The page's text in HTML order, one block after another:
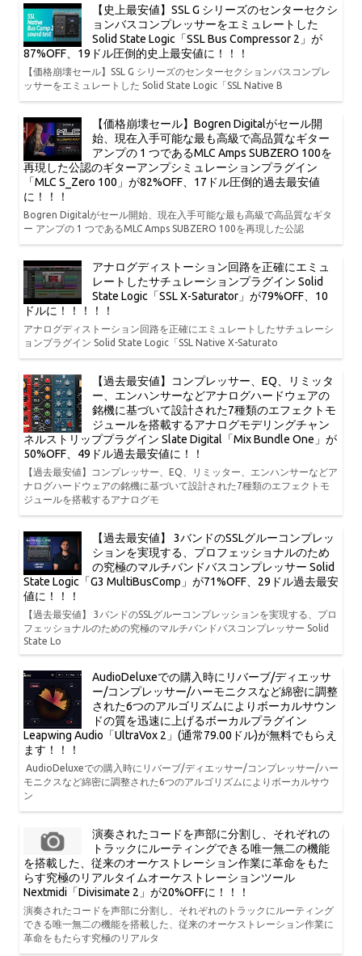
【史上最安値】SSL G シリーズのセンターセクシ
ョンバスコンプレッサーをエミュレートした
Solid State Logic「SSL Bus Compressor 2」が
87%OFF、19ドル圧倒的史上最安値に！！！
【価格崩壊セール】SSL G シリーズのセンターセクションバスコンプレ
ッサーをエミュレートした Solid State Logic「SSL Native B
【価格崩壊セール】Bogren Digitalがセール開
始、現在入手可能な最も高級で高品質なギター
アンプの 1 つであるMLC Amps SUBZERO 100を
再現した公認のギターアンプシミュレーションプラグイン
「MLC S_Zero 100」が82%OFF、17ドル圧倒的過去最安値
に！！！
Bogren Digitalがセール開始、現在入手可能な最も高級で高品質なギタ
ー アンプの 1 つであるMLC Amps SUBZERO 100を再現した公認
アナログディストーション回路を正確にエミュ
レートしたサチュレーションプラグイン Solid
State Logic「SSL X-Saturator」が79%OFF、10
ドルに！！！！！
アナログディストーション回路を正確にエミュレートしたサチュレーシ
ョンプラグイン Solid State Logic「SSL Native X-Saturato
【過去最安値】コンプレッサー、EQ、リミッタ
ー、エンハンサーなどアナログハードウェアの
銘機に基づいて設計された7種類のエフェクトモ
ジュールを搭載するアナログモデリングチャン
ネルストリッププラグイン Slate Digital「Mix Bundle One」が
50%OFF、49ドル過去最安値に！！
【過去最安値】コンプレッサー、EQ、リミッター、エンハンサーなどア
ナログハードウェアの銘機に基づいて設計された7種類のエフェクトモ
ジュールを搭載するアナログモ
【過去最安値】 3バンドのSSLグルーコンプレッ
ションを実現する、プロフェッショナルのため
の究極のマルチバンドバスコンプレッサー Solid
State Logic「G3 MultiBusComp」が71%OFF、29ドル過去最安
値に！！！
【過去最安値】 3バンドのSSLグルーコンプレッションを実現する、プロ
フェッショナルのための究極のマルチバンドバスコンプレッサー Solid
State Lo
AudioDeluxeでの購入時にリバーブ/ディエッサ
ー/コンプレッサー/ハーモニクスなど綿密に調整
された6つのアルゴリズムによりボーカルサウン
ドの質を迅速に上げるボーカルプラグイン
Leapwing Audio「UltraVox 2」(通常79.00ドル)が無料でもらえ
ます！！！
AudioDeluxeでの購入時にリバーブ/ディエッサー/コンプレッサー/ハー
モニクスなど綿密に調整された6つのアルゴリズムによりボーカルサウ
ン
演奏されたコードを声部に分割し、それぞれの
トラックにルーティングできる唯一無二の機能
を搭載した、従来のオーケストレーション作業に革命をもた
らす究極のリアルタイムオーケストレーションツール
Nextmidi「Divisimate 2」が20%OFFに！！！
演奏されたコードを声部に分割し、それぞれのトラックにルーティング
できる唯一無二の機能を搭載した、従来のオーケストレーション作業に
革命をもたらす究極のリアルタ